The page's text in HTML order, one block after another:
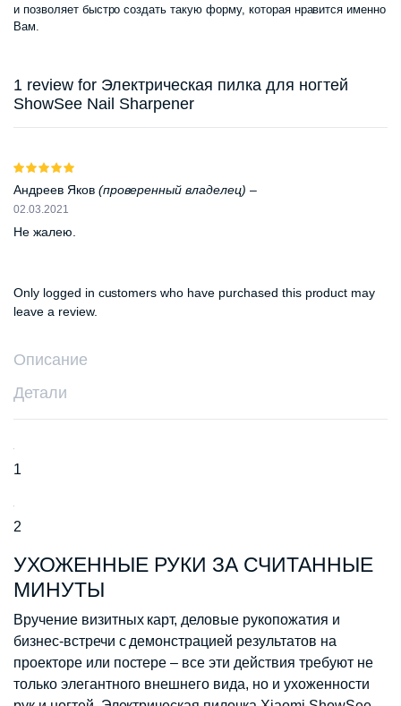
и позволяет быстро создать такую форму, которая нравится именно
Вам.
1 review for Электрическая пилка для ногтей
ShowSee Nail Sharpener
5из 5
Андреев Яков (проверенный владелец) –
02.03.2021
Не жалею.
Only logged in customers who have purchased this product may
leave a review.
Описание
Детали
1
2
УХОЖЕННЫЕ РУКИ ЗА СЧИТАННЫЕ
МИНУТЫ
Вручение визитных карт, деловые рукопожатия и
бизнес-встречи с демонстрацией результатов на
проекторе или постере – все эти действия требуют не
только элегантного внешнего вида, но и ухоженности